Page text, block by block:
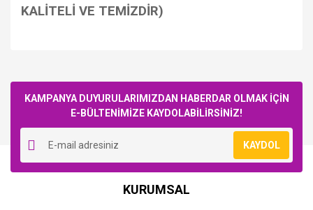
KALİTELİ VE TEMİZDİR)
KAMPANYA DUYURULARIMIZDAN HABERDAR OLMAK İÇİN
E-BÜLTENİMİZE KAYDOLABİLİRSİNİZ!
KAYDOL
KURUMSAL